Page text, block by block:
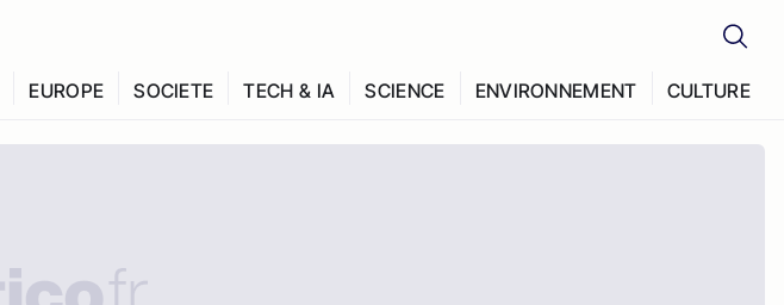
EUROPE SOCIETE TECH & IA SCIENCE ENVIRONNEMENT CULTURE